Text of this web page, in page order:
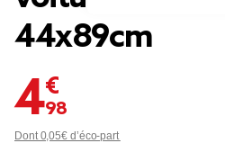
44x89cm
4,98 €
Dont 0,05€ d’éco-part